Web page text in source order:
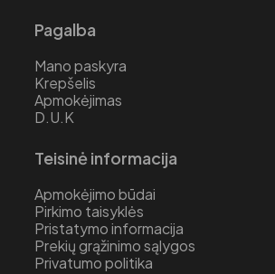
Pagalba
Mano paskyra
Krepšelis
Apmokėjimas
D.U.K
Teisinė informacija
Apmokėjimo būdai
Pirkimo taisyklės
Pristatymo informacija
Prekių grąžinimo sąlygos
Privatumo politika